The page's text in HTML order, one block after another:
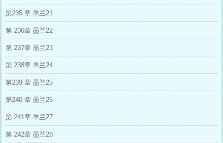
第235 章 墨兰21
第 236章 墨兰22
第 237章 墨兰23
第 238章 墨兰24
第239 章 墨兰25
第240 章 墨兰26
第 241章 墨兰27
第 242章 墨兰28